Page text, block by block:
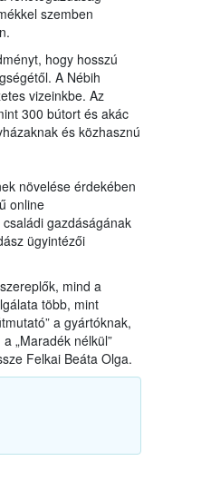
szemben
hogy hosszú
A Nébih
vizeinkbe. Az
300 bútort és akác
és közhasznú
növelése érdekében
online
gazdáságának
ügyintézői
mind a
több, mint
a gyártóknak,
„Maradék nélkül”
Felkai Beáta Olga.